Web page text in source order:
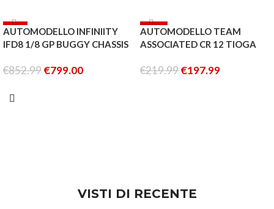
-6%
ESAURITO
AUTOMODELLO INFINIITY
IFD8 1/8 GP BUGGY CHASSIS
€852.99€799.00
-10%
ESAURITO
AUTOMODELLO TEAM
ASSOCIATED CR 12 TIOGA
AND BLUE
€219.99€197.99
VISTI DI RECENTE